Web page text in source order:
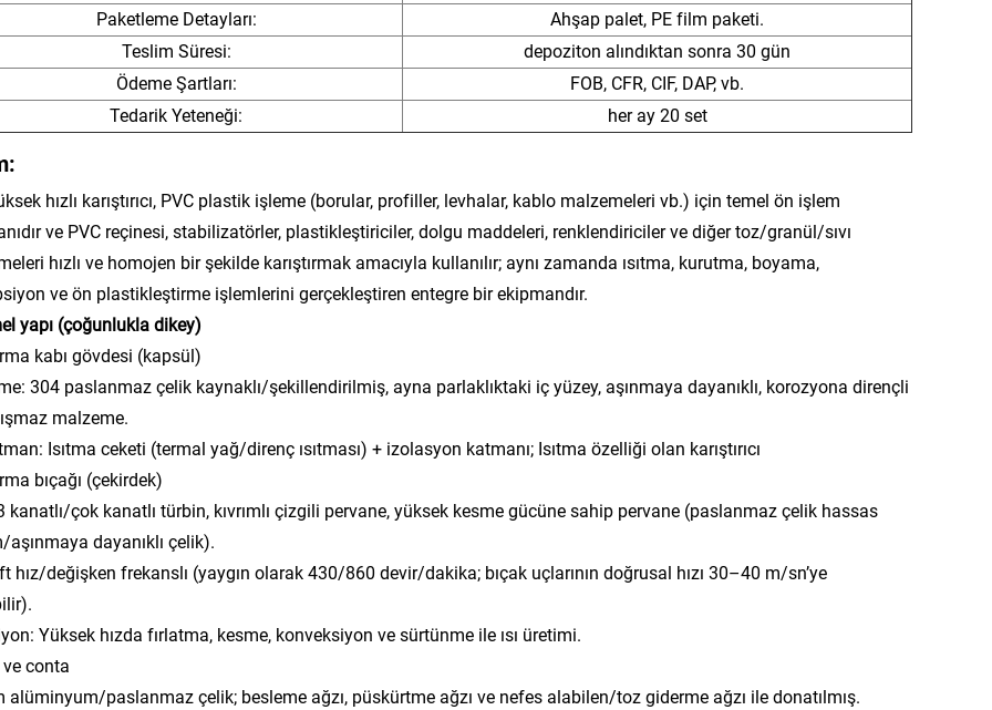
Paketleme Detayları:
Ahşap palet, PE film paketi.
Teslim Süresi:
depoziton alındıktan sonra 30 gün
Ödeme Şartları:
FOB, CFR, CIF, DAP, vb.
Tedarik Yeteneği:
her ay 20 set
hızlı karıştırıcı, PVC plastik işleme (borular, profiller, levhalar, kablo malzemeleri vb.) için temel ön işlem
ve PVC reçinesi, stabilizatörler, plastikleştiriciler, dolgu maddeleri, renklendiriciler ve diğer toz/granül/sıvı
hızlı ve homojen bir şekilde karıştırmak amacıyla kullanılır; aynı zamanda ısıtma, kurutma, boyama,
ve ön plastikleştirme işlemlerini gerçekleştiren entegre bir ekipmandır.
yapı (çoğunlukla dikey)
kabı gövdesi (kapsül)
304 paslanmaz çelik kaynaklı/şekillendirilmiş, ayna parlaklıktaki iç yüzey, aşınmaya dayanıklı, korozyona dirençli
malzeme.
Isıtma ceketi (termal yağ/direnç ısıtması) + izolasyon katmanı; Isıtma özelliği olan karıştırıcı
bıçağı (çekirdek)
kanatlı/çok kanatlı türbin, kıvrımlı çizgili pervane, yüksek kesme gücüne sahip pervane (paslanmaz çelik hassas
aşınmaya dayanıklı çelik).
hız/değişken frekanslı (yaygın olarak 430/860 devir/dakika; bıçak uçlarının doğrusal hızı 30–40 m/sn’ye
Yüksek hızda fırlatma, kesme, konveksiyon ve sürtünme ile ısı üretimi.
conta
alüminyum/paslanmaz çelik; besleme ağzı, püskürtme ağzı ve nefes alabilen/toz giderme ağzı ile donatılmış.